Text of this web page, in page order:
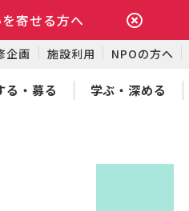
寄せる方へ
企画 施設利用 NPOの方へ
る・募る 学ぶ・深める